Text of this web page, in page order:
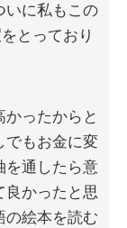
いに私もこの
とっており
かったからと
でもお金に変
を通したら意
良かったと思
の絵本を読む